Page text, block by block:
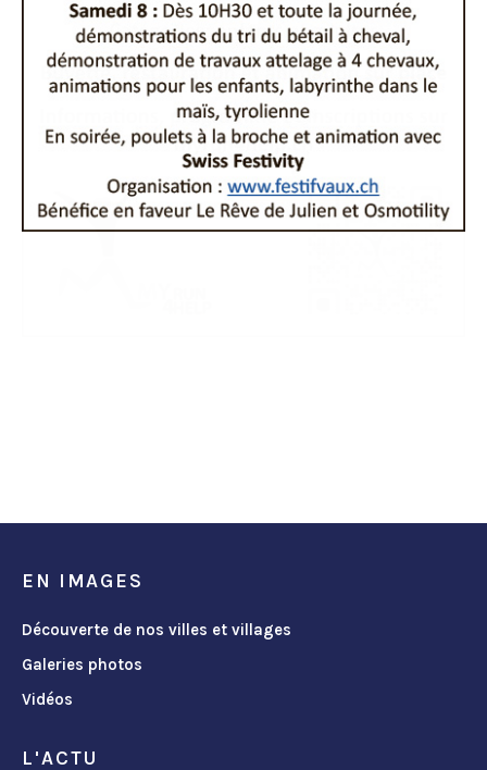
EN IMAGES
Découverte de nos villes et villages
Galeries photos
Vidéos
L'ACTU